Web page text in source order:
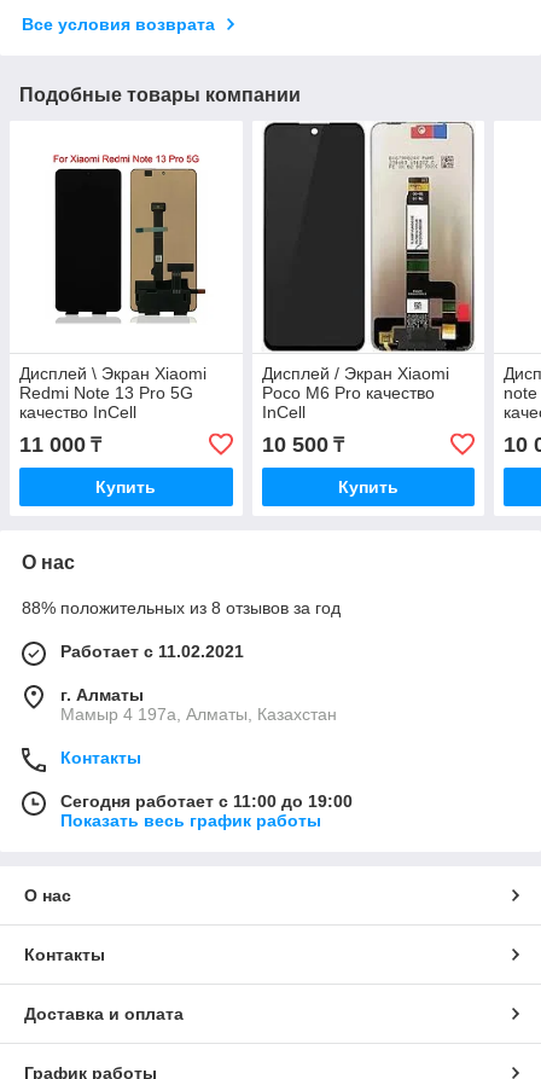
Все условия возврата
Подобные товары компании
Дисплей \ Экран Xiaomi
Redmi Note 13 Pro 5G
качество InCell
11 000 ₸
Купить
Дисплей / Экран Xiaomi
Poco M6 Pro качество
InCell
10 500₸
Купить
10
О нас
88% положительных из 8 отзывов за год
Работает с 11.02.2021
г. Алматы
Мамыр 4 197а, Алматы, Казахстан
Контакты
Сегодня работает с 11:00 до 19:00
Показать весь график работы
О нас
Контакты
Доставка и оплата
График работы